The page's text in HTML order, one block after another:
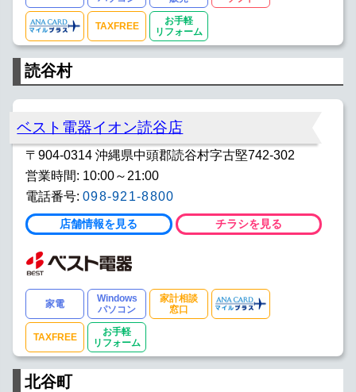
TAXFREE
お手軽
リフォーム
読谷村
ベスト電器イオン読谷店
〒904-0314 沖縄県中頭郡読谷村字古堅742-302
営業時間: 10:00～21:00
電話番号: 098-921-8800
店舗情報を見る チラシを見る
家電
Windows
パソコン
家計相談
窓口
TAXFREE
お手軽
リフォーム
北谷町